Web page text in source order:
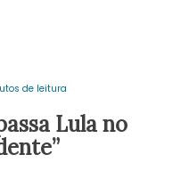
de leitura
Lula no